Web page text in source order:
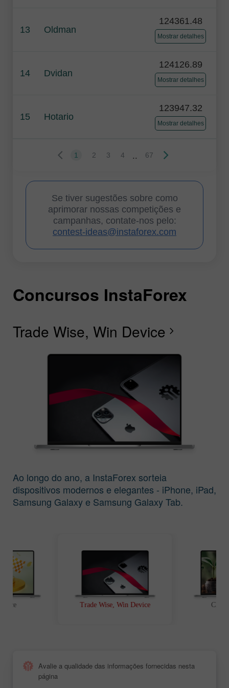
13 Oldman
124361.48
Mostrar detalhes
14 Dvidan
124126.89
Mostrar detalhes
15 Hotario
123947.32
Mostrar detalhes
1 2 3 4 .. 67
Se tiver sugestões sobre como
aprimorar nossas competições e
campanhas, contate-nos pelo:
contest-ideas@instaforex.com
Concursos InstaForex
Trade Wise, Win Device chevron_right
Ao longo do ano, a InstaForex sorteia
dispositivos modernos e elegantes - iPhone, iPad,
Samsung Galaxy e Samsung Galaxy Tab.
Race Trade Wise, Win Device
Avalie a qualidade das informações fornecidas nesta
página